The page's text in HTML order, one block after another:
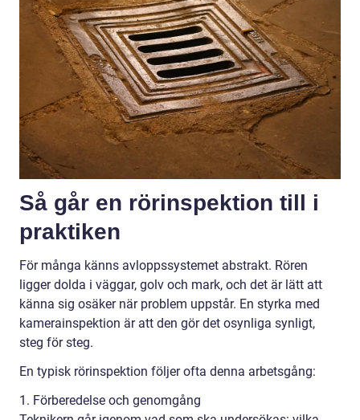
Så går en rörinspektion till i
praktiken
För många känns avloppssystemet abstrakt. Rören
ligger dolda i väggar, golv och mark, och det är lätt att
känna sig osäker när problem uppstår. En styrka med
kamerainspektion är att den gör det osynliga synligt,
steg för steg.
En typisk rörinspektion följer ofta denna arbetsgång:
1. Förberedelse och genomgång